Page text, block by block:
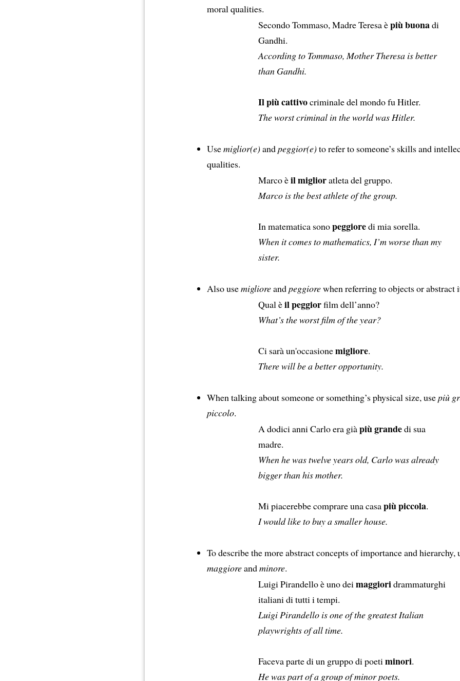
moral qualities.
Secondo Tommaso, Madre Teresa èpiù buonadi
Gandhi.
According to Tommaso, Mother Theresa is better
than Gandhi.
Il più cattivocriminale del mondo fu Hitler.
The worst criminal in the world was Hitler.
Usemiglior(e)andpeggior(e)to refer to someone’s skills and
qualities.
Marco èil miglioratleta del gruppo.
Marco is the best athlete of the group.
In matematica sonopeggioredi mia sorella.
When it comes to mathematics, I’m worse than my
sister.
Also usemiglioreandpeggiorewhen referring to objects or abstract
Qual èil peggiorfilm dell’anno?
What’s the worst film of the year?
Ci sarà un'occasionemigliore.
There will be a better opportunity.
When talking about someone or something’s physical size, usepiù
piccolo.
A dodici anni Carlo era giàpiù grandedi sua
madre.
When he was twelve years old, Carlo was already
bigger than his mother.
Mi piacerebbe comprare una casapiù piccola.
I would like to buy a smaller house.
To describe the more abstract concepts of importance and hierarchy,
maggioreandminore.
Luigi Pirandello è uno deimaggioridrammaturghi
italiani di tutti i tempi.
Luigi Pirandello is one of the greatest Italian
playwrights of all time.
Faceva parte di un gruppo di poetiminori.
He was part of a group of minor poets.